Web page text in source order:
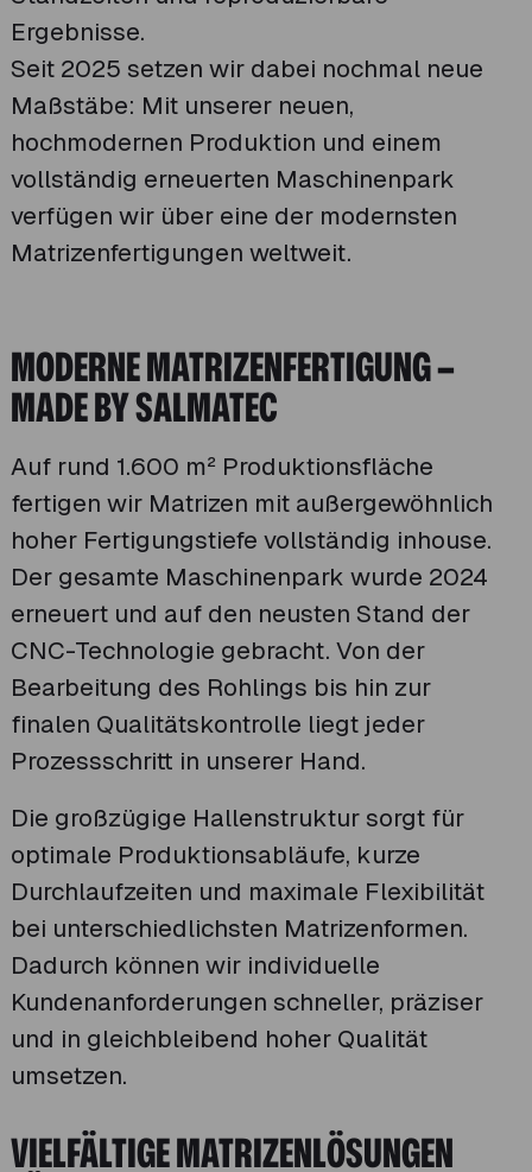
Ergebnisse.
Seit 2025 setzen wir dabei nochmal neue
Maßstäbe: Mit unserer neuen,
hochmodernen Produktion und einem
vollständig erneuerten Maschinenpark
verfügen wir über eine der modernsten
Matrizenfertigungen weltweit.
MODERNE MATRIZENFERTIGUNG –
MADE BY SALMATEC
Auf rund 1.600 m² Produktionsfläche
fertigen wir Matrizen mit außergewöhnlich
hoher Fertigungstiefe vollständig inhouse.
Der gesamte Maschinenpark wurde 2024
erneuert und auf den neusten Stand der
CNC-Technologie gebracht. Von der
Bearbeitung des Rohlings bis hin zur
finalen Qualitätskontrolle liegt jeder
Prozessschritt in unserer Hand.
Die großzügige Hallenstruktur sorgt für
optimale Produktionsabläufe, kurze
Durchlaufzeiten und maximale Flexibilität
bei unterschiedlichsten Matrizenformen.
Dadurch können wir individuelle
Kundenanforderungen schneller, präziser
und in gleichbleibend hoher Qualität
umsetzen.
VIELFÄLTIGE MATRIZENLÖSUNGEN